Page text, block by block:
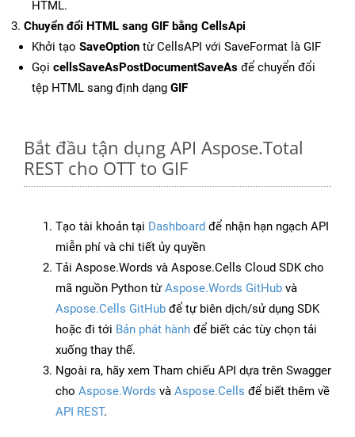
HTML.
Chuyển đổi HTML sang GIF bằng CellsApi
Khởi tạo SaveOption từ CellsAPI với SaveFormat là GIF
Gọi cellsSaveAsPostDocumentSaveAs để chuyển đổi
tệp HTML sang định dạng GIF
Bắt đầu tận dụng API Aspose.Total
REST cho OTT to GIF
Tạo tài khoản tại Dashboard để nhận hạn ngạch API
miễn phí và chi tiết ủy quyền
Tải Aspose.Words và Aspose.Cells Cloud SDK cho
mã nguồn Python từAspose.Words GitHub và
Aspose.Cells GitHub để tự biên dịch/sử dụng SDK
hoặc đi tới Bản phát hành để biết các tùy chọn tải
xuống thay thế.
Ngoài ra, hãy xem Tham chiếu API dựa trên Swagger
cho Aspose.Words và Aspose.Cells để biết thêm về
API REST.